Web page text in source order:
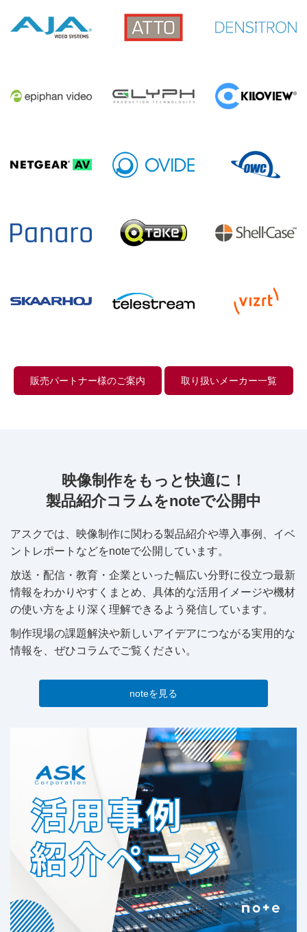
販売パートナー様のご案内 取り扱いメーカー一覧
映像制作をもっと快適に！
製品紹介コラムをnoteで公開中
アスクでは、映像制作に関わる製品紹介や導入事例、イベ
ントレポートなどをnoteで公開しています。
放送・配信・教育・企業といった幅広い分野に役立つ最新
情報をわかりやすくまとめ、具体的な活用イメージや機材
の使い方をより深く理解できるよう発信しています。
制作現場の課題解決や新しいアイデアにつながる実用的な
情報を、ぜひコラムでご覧ください。
noteを見る